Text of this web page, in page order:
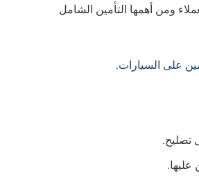
ومن أهمها التأمين الشامل
على السيارات.
تصليح.